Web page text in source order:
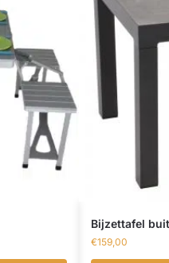
Bijzettafel
€159,00